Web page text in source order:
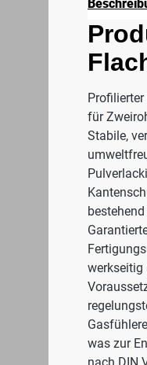
für
Stabile,
werkseitig
was zur